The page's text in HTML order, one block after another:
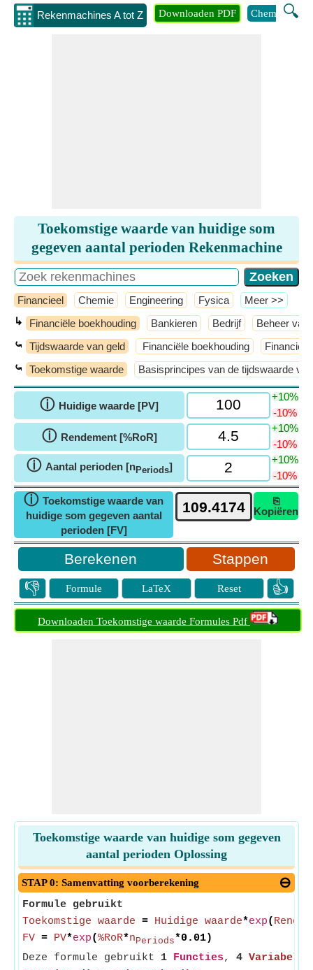
Rekenmachines A tot Z 🔍
Downloaden PDF Chemie
Toekomstige waarde van huidige som
gegeven aantal perioden Rekenmachine
Financieel Chemie Engineering Fysica ​Meer >>
↳ Financiële boekhouding Bankieren Bedrijf Beheer van
⤿ Tijdswaarde van geld Financiële boekhouding
⤿ Toekomstige waarde Basisprincipes van de tijdswaarde
ⓘ Huidige waarde [PV]
+10%
-10%
ⓘ Rendement [%RoR]
+10%
-10%
ⓘ Aantal perioden [nPeriods]
+10%
-10%
ⓘ Toekomstige waarde van
huidige som gegeven aantal
perioden [FV]
⎘
Kopiëren
Stappen
👎 Formule LaTeX Reset 👍
Downloaden Toekomstige waarde Formules Pdf
Toekomstige waarde van huidige som gegeven
aantal perioden Oplossing
STAP 0: Samenvatting voorberekening
Formule gebruikt
Toekomstige waarde = Huidige waarde*exp(
FV = PV*exp(%RoR*nPeriods*0.01)
Deze formule gebruikt 1 Functies, 4 Variabelen